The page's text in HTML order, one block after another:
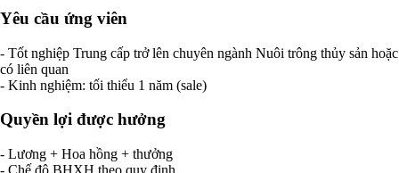
Yêu cầu ứng viên
- Tốt nghiệp Trung cấp trở lên chuyên ngành Nuôi trông thủy sản hoặc
có liên quan
- Kinh nghiệm: tối thiểu 1 năm (sale)
Quyền lợi được hưởng
- Lương + Hoa hồng + thưởng